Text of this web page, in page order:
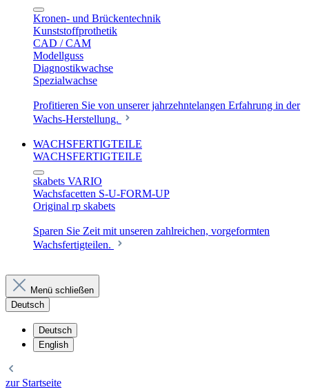
Kronen- und Brückentechnik
Kunststoffprothetik
CAD / CAM
Modellguss
Diagnostikwachse
Spezialwachse
Profitieren Sie von unserer jahrzehntelangen Erfahrung in der
Wachs-Herstellung.
WACHSFERTIGTEILE
WACHSFERTIGTEILE
skabets VARIO
Wachsfacetten S-U-FORM-UP
Original rp skabets
Sparen Sie Zeit mit unseren zahlreichen, vorgeformten
Wachsfertigteilen.
Menü schließen
Deutsch
Deutsch
English
zur Startseite